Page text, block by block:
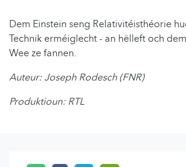
Dem Einstein seng Relativitéisthéorie
Technik erméiglecht - an hëlleft och
Wee ze fannen.
Auteur: Joseph Rodesch (FNR)
Produktioun: RTL